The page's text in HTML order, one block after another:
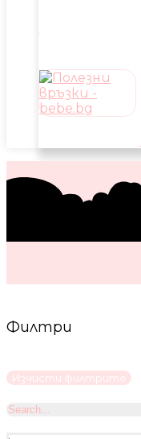
Филтри
Изчисти филтрите